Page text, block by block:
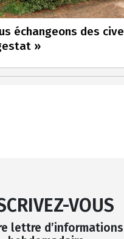
échangeons des cive
»
VOUS
lettre d’informations